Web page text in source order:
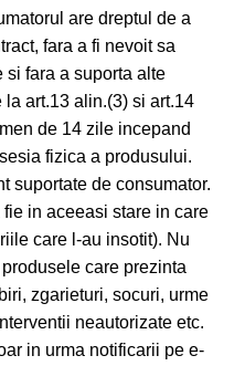
are dreptul de a
fara a fi nevoit sa
si fara a suporta alte
art.13 alin.(3) si art.14
de 14 zile incepand
fizica a produsului.
suportate de consumator.
in aceeasi stare in care
care l-au insotit). Nu
care prezinta
zgarieturi, socuri, urme
neautorizate etc.
in urma notificarii pe e-